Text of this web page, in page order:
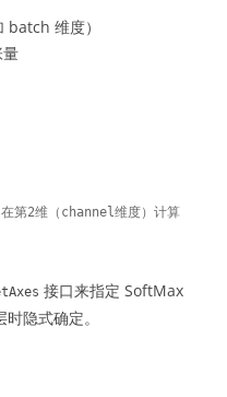
维度）
2维（channel维度）计算
接口来指定 SoftMax
隐式确定。